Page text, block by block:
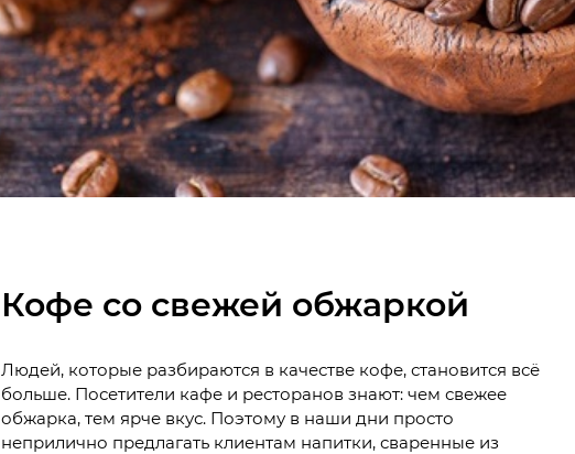
Кофе со свежей обжаркой
Людей, которые разбираются в качестве кофе, становится всё
больше. Посетители кафе и ресторанов знают: чем свежее
обжарка, тем ярче вкус. Поэтому в наши дни просто
неприлично предлагать клиентам напитки, сваренные из